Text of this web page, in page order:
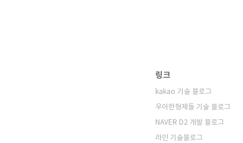
링크
kakao 기술 블로그
우아한형제들 기술 블로그
NAVER D2 개발 블로그
라인 기술블로그